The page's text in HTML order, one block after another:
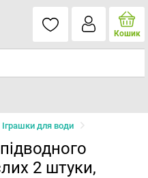
Кошик
Іграшки для води
2 штуки,